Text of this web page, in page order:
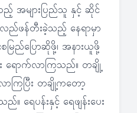
အများပြည်သူ နှင့် ဆိုင်
လည်ဖန်တီးခဲ့သည့် နေရာမှာ
မြည်ပြောဆိုဖို့၊ အနားယူဖို့
ရောက်လာကြသည်။ တချို့
ကြပြီး တချို့ကတော့
။ ရေပန်းနှင့် ရေဖျန်းပေး